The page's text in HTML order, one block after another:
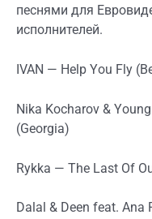
песнями для
исполнителей.
IVAN — Help You Fly
Nika Kocharov &
(Georgia)
Rykka — The Last Of
Dalal & Deen feat.